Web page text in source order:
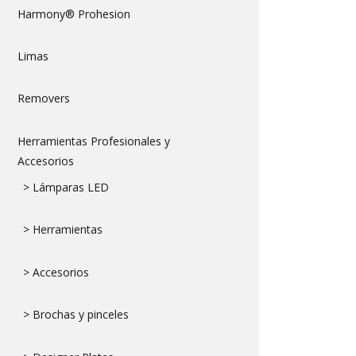
Harmony® Prohesion
Limas
Removers
Herramientas Profesionales y
Accesorios
> Lámparas LED
> Herramientas
> Accesorios
> Brochas y pinceles